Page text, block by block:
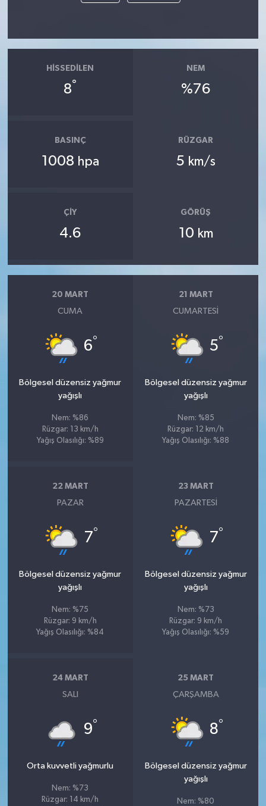
HISSEDILEN
8°
NEM
%76
BASINÇ
1008 hpa
RÜZGAR
5 km/s
ÇIY
4.6
GÖRÜŞ
10 km
20 MART
CUMA
6°
Bölgesel düzensiz yağmur
yağışlı
Nem: %86
Rüzgar: 13 km/h
Yağış Olasılığı: %89
21 MART
CUMARTESI
5°
Bölgesel düzensiz yağmur
yağışlı
Nem: %85
Rüzgar: 12 km/h
Yağış Olasılığı: %88
22 MART
PAZAR
7°
Bölgesel düzensiz yağmur
yağışlı
Nem: %75
Rüzgar: 9 km/h
Yağış Olasılığı: %84
23 MART
PAZARTESI
7°
Bölgesel düzensiz yağmur
yağışlı
Nem: %73
Rüzgar: 9 km/h
Yağış Olasılığı: %59
24 MART
SALI
9°
Orta kuvvetli yağmurlu
Nem: %73
Rüzgar: 14 km/h
25 MART
ÇARŞAMBA
8°
Bölgesel düzensiz yağmur
yağışlı
Nem: %80